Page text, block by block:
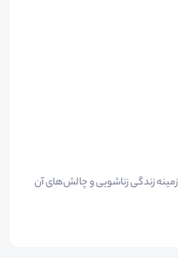
زندگی زناشویی و چالش‌های آن